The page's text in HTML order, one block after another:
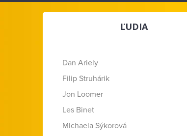
ĽUDIA
Dan Ariely
Filip Struhárik
Jon Loomer
Les Binet
Michaela Sýkorová